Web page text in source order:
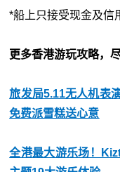
*船上只接受现金及信
更多香港游玩攻略，
旅发局5.11无人机表
免费派雪糕送心意
全港最大游乐场！